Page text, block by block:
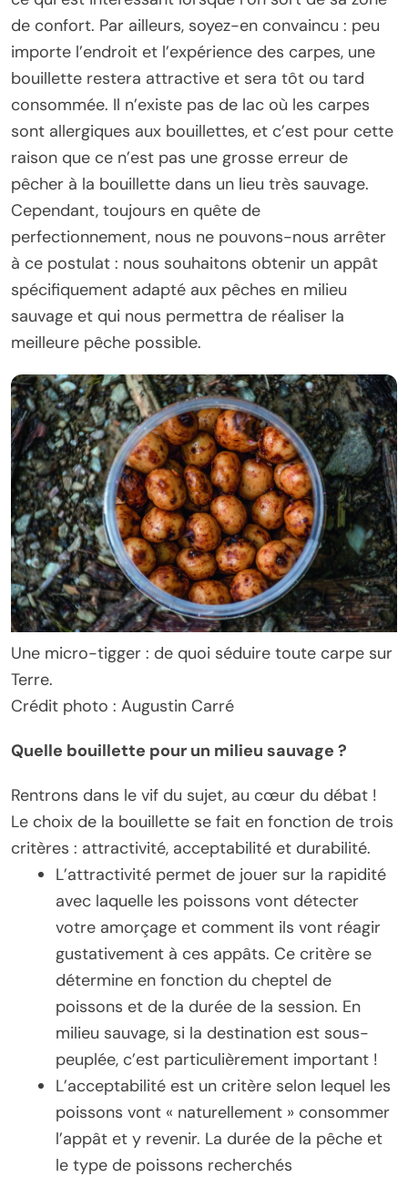
de confort. Par ailleurs, soyez-en convaincu : peu
importe l’endroit et l’expérience des carpes, une
bouillette restera attractive et sera tôt ou tard
consommée. Il n’existe pas de lac où les carpes
sont allergiques aux bouillettes, et c’est pour cette
raison que ce n’est pas une grosse erreur de
pêcher à la bouillette dans un lieu très sauvage.
Cependant, toujours en quête de
perfectionnement, nous ne pouvons-nous arrêter
à ce postulat : nous souhaitons obtenir un appât
spécifiquement adapté aux pêches en milieu
sauvage et qui nous permettra de réaliser la
meilleure pêche possible.
Une micro-tigger : de quoi séduire toute carpe sur
Terre.
Crédit photo : Augustin Carré
Quelle bouillette pour un milieu sauvage ?
Rentrons dans le vif du sujet, au cœur du débat !
Le choix de la bouillette se fait en fonction de trois
critères : attractivité, acceptabilité et durabilité.
L’attractivité permet de jouer sur la rapidité
avec laquelle les poissons vont détecter
votre amorçage et comment ils vont réagir
gustativement à ces appâts. Ce critère se
détermine en fonction du cheptel de
poissons et de la durée de la session. En
milieu sauvage, si la destination est sous-
peuplée, c’est particulièrement important !
L’acceptabilité est un critère selon lequel les
poissons vont « naturellement » consommer
l’appât et y revenir. La durée de la pêche et
le type de poissons recherchés